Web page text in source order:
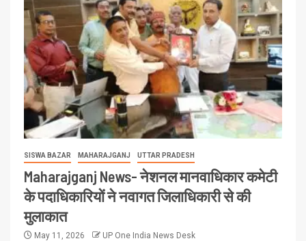
SISWA BAZAR MAHARAJGANJ UTTAR PRADESH
Maharajganj News- नेशनल मानवाधिकार कमेटी
के पदाधिकारियों ने नवागत जिलाधिकारी से की
मुलाकात
May 11, 2026 UP One India News Desk